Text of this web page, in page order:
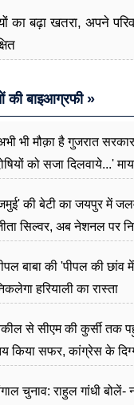
का बढ़ा खतरा, अपने
की बाइआग्रफी »
भी मौक़ा है गुजरात
को सजा दिलवाये...'
की बेटी का जयपुर में
सिल्वर, अब नेशनल पर
बाबा की 'पीपल की छांव
हरियाली का रास्ता
से सीएम की कुर्सी तक
किया सफर, कांग्रेस के
चुनाव: राहुल गांधी बोलें-